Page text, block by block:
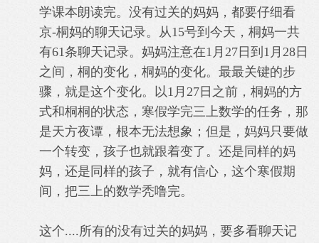
学课本朗读完。没有过关的妈妈，都要仔细看
京-桐妈的聊天记录。从15号到今天，桐妈一共
有61条聊天记录。妈妈注意在1月27日到1月28日
之间，桐的变化，桐妈的变化。最最关键的步
骤，就是这个变化。以1月27日之前，桐妈的方
式和桐桐的状态，寒假学完三上数学的任务，那
是天方夜谭，根本无法想象；但是，妈妈只要做
一个转变，孩子也就跟着变了。还是同样的妈
妈，还是同样的孩子，就有信心，这个寒假期
间，把三上的数学秃噜完。
这个....所有的没有过关的妈妈，要多看聊天记